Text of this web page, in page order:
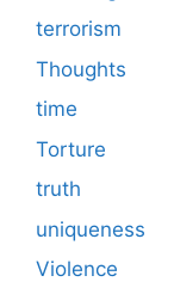
terrorism
Thoughts
time
Torture
truth
uniqueness
Violence